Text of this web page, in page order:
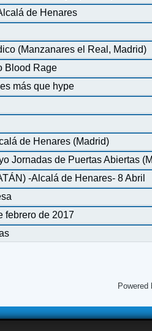
de Henares
(Manzanares el Real, Madrid)
Blood Rage
más que hype
de Henares (Madrid)
Jornadas de Puertas Abiertas
-Alcalá de Henares- 8 Abril
febrero de 2017
Powered